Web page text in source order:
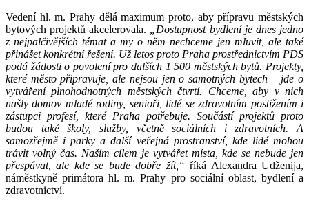
Vedení hl. m. Prahy dělá maximum proto, aby přípravu městských
bytových projektů akcelerovala. „Dostupnost bydlení je dnes jedno
z nejpalčivějších témat a my o něm nechceme jen mluvit, ale také
přinášet konkrétní řešení. Už letos proto Praha prostřednictvím PDS
podá žádosti o povolení pro dalších 1 500 městských bytů. Projekty,
které město připravuje, ale nejsou jen o samotných bytech – jde o
vytváření plnohodnotných městských čtvrtí. Chceme, aby v nich
našly domov mladé rodiny, senioři, lidé se zdravotním postižením i
zástupci profesí, které Praha potřebuje. Součástí projektů proto
budou také školy, služby, včetně sociálních i zdravotních. A
samozřejmě i parky a další veřejná prostranství, kde lidé mohou
trávit volný čas. Naším cílem je vytvářet místa, kde se nebude jen
přespávat, ale kde se bude dobře žít,“říká Alexandra Udženija,
náměstkyně primátora hl. m. Prahy pro sociální oblast, bydlení a
zdravotnictví.